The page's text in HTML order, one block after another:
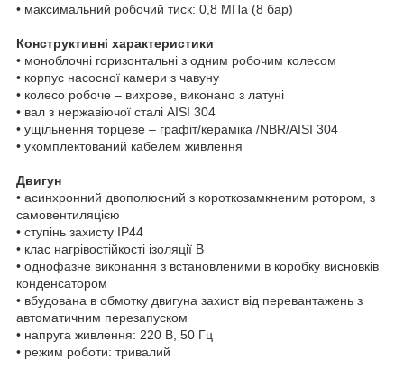
• максимальний робочий тиск: 0,8 МПа (8 бар)
Конструктивні характеристики
• моноблочні горизонтальні з одним робочим колесом
• корпус насосної камери з чавуну
• колесо робоче – вихрове, виконано з латуні
• вал з нержавіючої сталі AISI 304
• ущільнення торцеве – графіт/кераміка /NBR/AISI 304
• укомплектований кабелем живлення
Двигун
• асинхронний двополюсний з короткозамкненим ротором, з
самовентиляцією
• ступінь захисту IP44
• клас нагрівостійкості ізоляції В
• однофазне виконання з встановленими в коробку висновків
конденсатором
• вбудована в обмотку двигуна захист від перевантажень з
автоматичним перезапуском
• напруга живлення: 220 В, 50 Гц
• режим роботи: тривалий